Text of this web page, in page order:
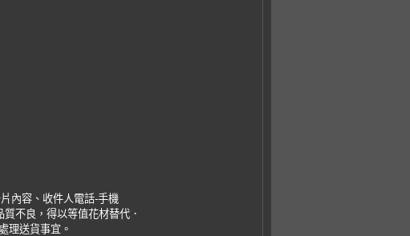
內容、收件人電話-手機
不良，得以等值花材替代．
理送貨事宜。